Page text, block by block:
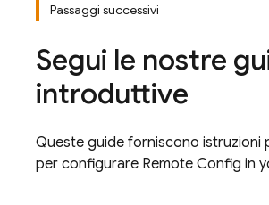
Passaggi successivi
Segui le nostre
introduttive
Queste guide forniscono istruzioni
per configurare Remote Config in